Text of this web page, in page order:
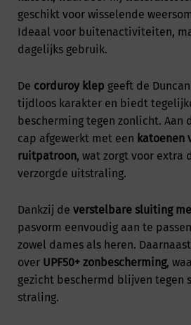
geschikt voor wisselende
Ideaal voor buitenactiviteiten,
dagelijks gebruik.
De corduroy klep geeft de
tijdloos karakter en biedt
bescherming tegen zonlicht. Aan
cap afgewerkt met een katoenen
ruitpatroon, wat zorgt voor extra
verzorgde uitstraling.
Dankzij de verstelbare sluiting
pasvorm eenvoudig aan te
zowel dames als heren.
over UPF50+ zonbescherming,
gezicht beschermd blijven tegen
straling.